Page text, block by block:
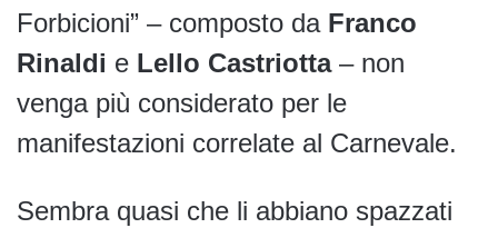
Forbicioni” – composto da Franco
Rinaldi e Lello Castriotta– non
venga più considerato per le
manifestazioni correlate al Carnevale.
Sembra quasi che li abbiano spazzati